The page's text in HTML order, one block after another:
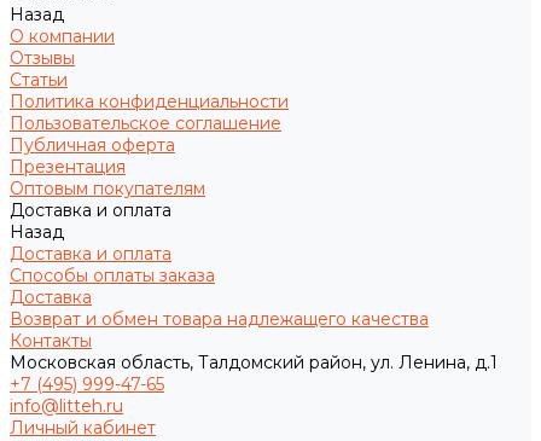
Назад
О компании
Отзывы
Статьи
Политика конфиденциальности
Пользовательское соглашение
Публичная оферта
Презентация
Оптовым покупателям
Доставка и оплата
Назад
Доставка и оплата
Способы оплаты заказа
Доставка
Возврат и обмен товара надлежащего качества
Контакты
Московская область, Талдомский район, ул. Ленина, д.1
+7 (495) 999-47-65
info@litteh.ru
Личный кабинет